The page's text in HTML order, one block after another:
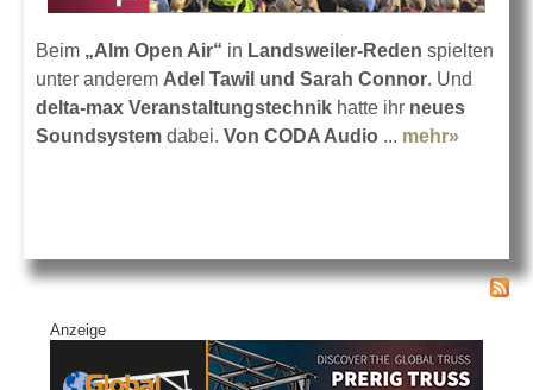
Beim „Alm Open Air“ in Landsweiler-Reden spielten
unter anderem Adel Tawil und Sarah Connor. Und
delta-max Veranstaltungstechnik hatte ihr neues
Soundsystem dabei. Von CODA Audio ... mehr»
max
CODA
Anzeige